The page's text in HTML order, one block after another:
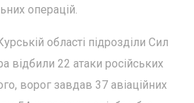
операцій.
області підрозділи Сил
відбили 22 атаки російських
ворог завдав 37 авіаційних